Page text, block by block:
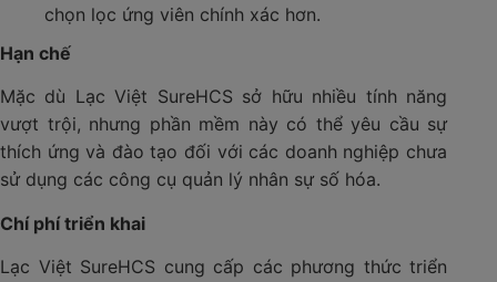
chọn lọc ứng viên chính xác hơn.
Hạn chế
Mặc dù Lạc Việt SureHCS sở hữu nhiều tính năng
vượt trội, nhưng phần mềm này có thể yêu cầu sự
thích ứng và đào tạo đối với các doanh nghiệp chưa
sử dụng các công cụ quản lý nhân sự số hóa.
Chí phí triển khai
Lạc Việt SureHCS cung cấp các phương thức triển